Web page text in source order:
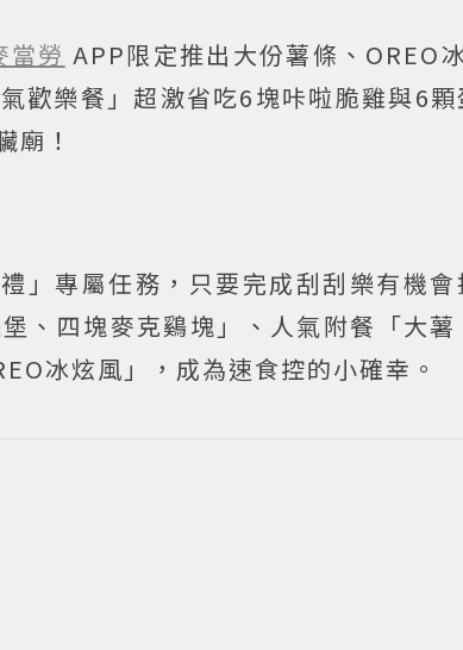
當勞 APP限定推出大份薯條、OREO
歡樂餐」超激省吃6塊咔啦脆雞與6顆
廟！
」專屬任務，只要完成刮刮樂有機會
、四塊麥克鷄塊」、人氣附餐「大薯
冰炫風」，成為速食控的小確幸。